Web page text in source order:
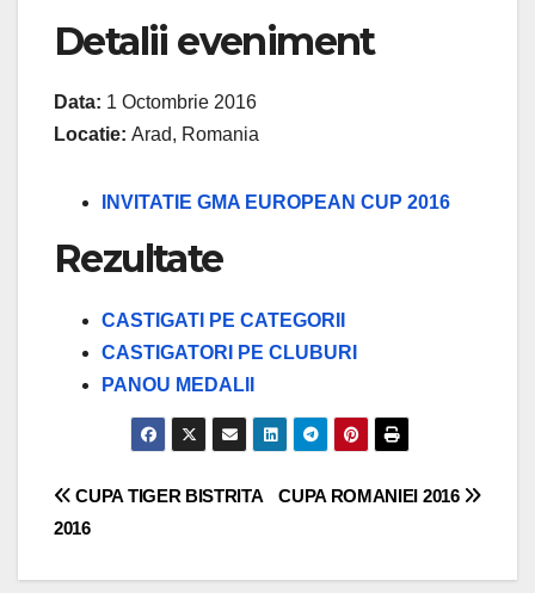
Detalii eveniment
Data: 1 Octombrie 2016
Locatie: Arad, Romania
INVITATIE GMA EUROPEAN CUP 2016
Rezultate
CASTIGATI PE CATEGORII
CASTIGATORI PE CLUBURI
PANOU MEDALII
Navigare
CUPA ROMANIEI 2016
CUPA TIGER BISTRITA
2016